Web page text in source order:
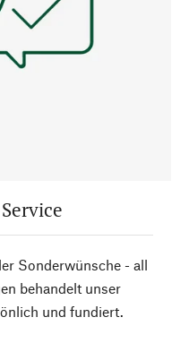
Sonderwünsche - all
behandelt unser
und fundiert.